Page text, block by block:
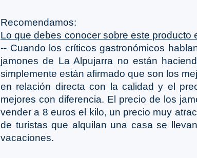
Recomendamos:
Lo que debes conocer sobre este producto
-- Cuando los críticos gastronómicos
jamones de La Alpujarra no están
simplemente están afirmado que son los
en relación directa con la calidad y el
mejores con diferencia. El precio de los
vender a 8 euros el kilo, un precio muy
de turistas que alquilan una casa se
vacaciones.